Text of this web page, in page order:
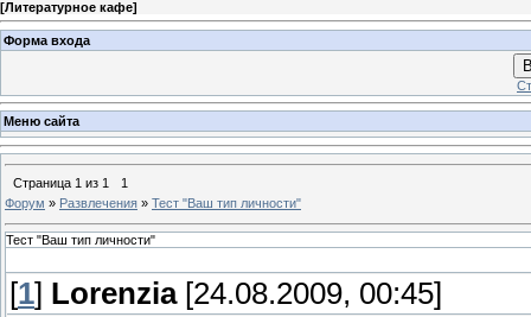
[Литературное кафе]
Форма входа
Меню сайта
Страница 1 из 1
1
Форум » Развлечения » Тест "Ваш тип личности"
Тест "Ваш тип личности"
[1] Lorenzia[24.08.2009, 00:45]